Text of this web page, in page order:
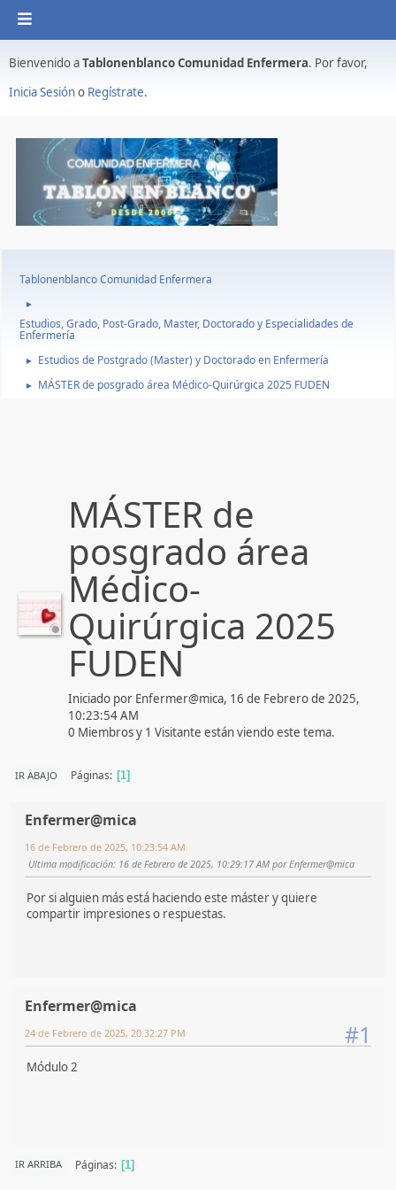
Bienvenido aTablonenblanco Comunidad Enfermera. Por favor,
Inicia Sesióno Regístrate.
Tablonenblanco Comunidad Enfermera
►
Estudios, Grado, Post-Grado, Master, Doctorado y Especialidades de
Enfermería
► Estudios de Postgrado (Master) y Doctorado en Enfermería
► MÁSTER de posgrado área Médico-Quirúrgica 2025 FUDEN
MÁSTER de
posgrado área
Médico-
Quirúrgica 2025
FUDEN
Iniciado por Enfermer@mica, 16 de Febrero de 2025,
10:23:54 AM
0 Miembros y 1 Visitante están viendo este tema.
IR ABAJO Páginas 1
Enfermer@mica
16 de Febrero de 2025, 10:23:54 AM
Ultima modificación: 16 de Febrero de 2025, 10:29:17 AM por Enfermer@mica
Por si alguien más está haciendo este máster y quiere
compartir impresiones o respuestas.
Enfermer@mica
#1
24 de Febrero de 2025, 20:32:27 PM
Módulo 2
IR ARRIBA Páginas 1